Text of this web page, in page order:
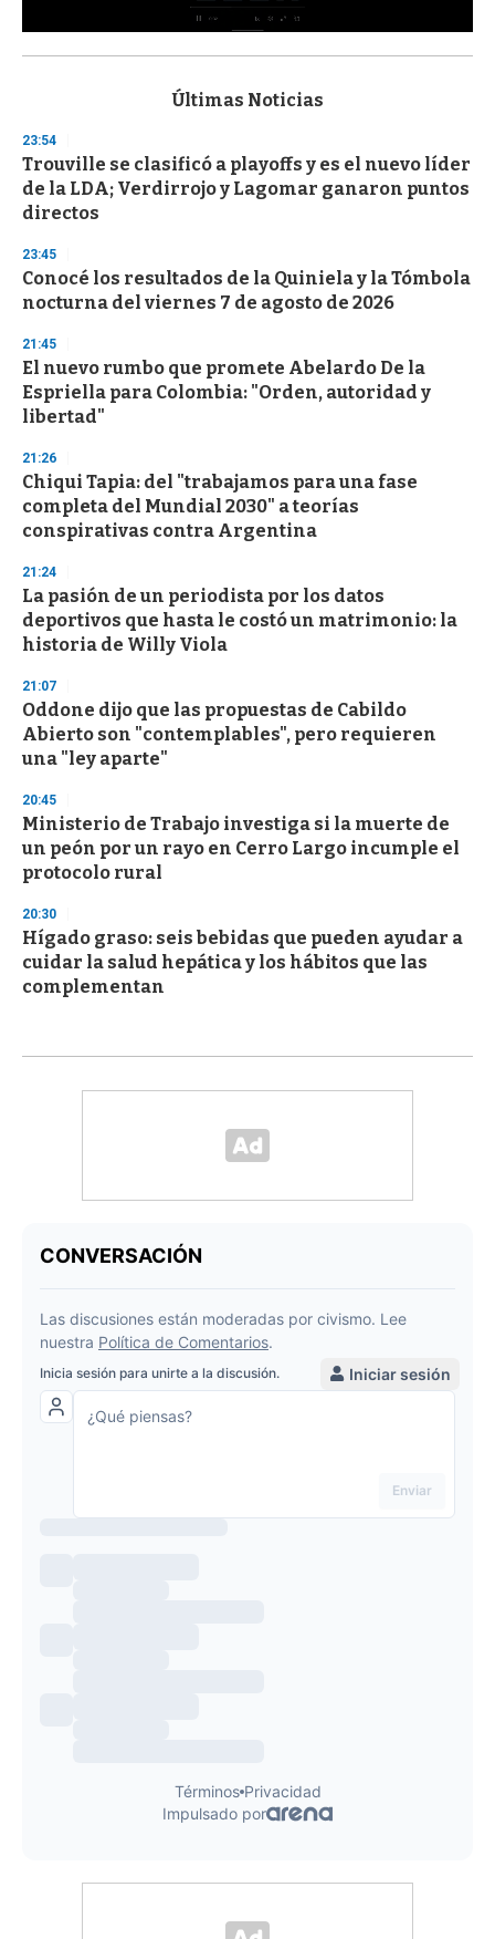
s
d
s
o
f
3
s
e
c
o
d
s
Últimas Noticias
23:54
Trouville se clasificó a playoffs y es el nuevo líder
de la LDA; Verdirrojo y Lagomar ganaron puntos
directos
23:45
Conocé los resultados de la Quiniela y la Tómbola
nocturna del viernes 7 de agosto de 2026
21:45
El nuevo rumbo que promete Abelardo De la
Espriella para Colombia: "Orden, autoridad y
libertad"
21:26
Chiqui Tapia: del "trabajamos para una fase
completa del Mundial 2030" a teorías
conspirativas contra Argentina
21:24
La pasión de un periodista por los datos
deportivos que hasta le costó un matrimonio: la
historia de Willy Viola
21:07
Oddone dijo que las propuestas de Cabildo
Abierto son "contemplables", pero requieren
una "ley aparte"
20:45
Ministerio de Trabajo investiga si la muerte de
un peón por un rayo en Cerro Largo incumple el
protocolo rural
20:30
Hígado graso: seis bebidas que pueden ayudar a
cuidar la salud hepática y los hábitos que las
complementan